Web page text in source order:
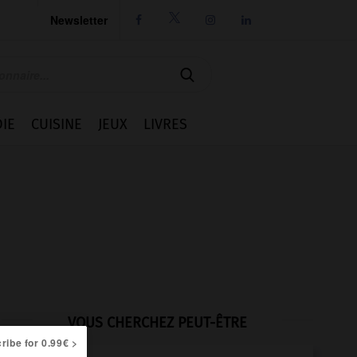
Newsletter

CUISINE JEUX LIVRES
VOUS CHERCHEZ PEUT-ÊTRE
for 0.99€ >